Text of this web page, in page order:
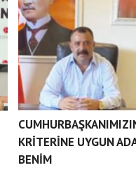
KRİTERİNE UYGUN
BENİM